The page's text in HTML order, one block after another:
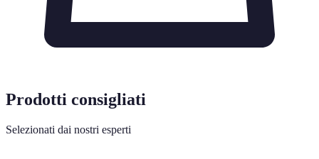
Prodotti consigliati
Selezionati dai nostri esperti